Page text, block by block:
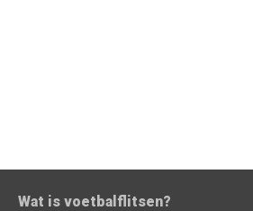
Wat is voetbalflitsen?